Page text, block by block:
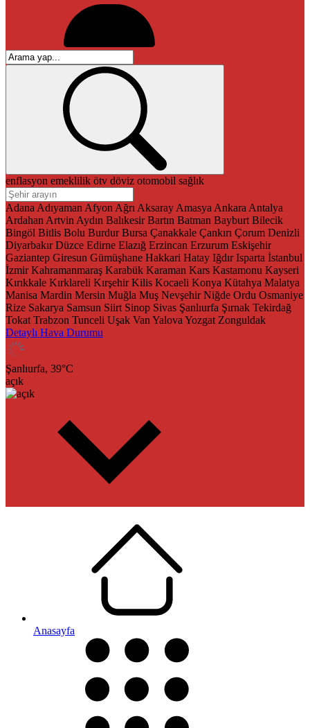
enflasyon emeklilik ötv döviz otomobil sağlık
Adana Adıyaman Afyon Ağrı Aksaray Amasya Ankara Antalya
Ardahan Artvin Aydın Balıkesir Bartın Batman Bayburt Bilecik
Bingöl Bitlis Bolu Burdur Bursa Çanakkale Çankırı Çorum Denizli
Diyarbakır Düzce Edirne Elazığ Erzincan Erzurum Eskişehir
Gaziantep Giresun Gümüşhane Hakkari Hatay Iğdır Isparta İstanbul
İzmir Kahramanmaraş Karabük Karaman Kars Kastamonu Kayseri
Kırıkkale Kırklareli Kırşehir Kilis Kocaeli Konya Kütahya Malatya
Manisa Mardin Mersin Muğla Muş Nevşehir Niğde Ordu Osmaniye
Rize Sakarya Samsun Siirt Sinop Sivas Şanlıurfa Şırnak Tekirdağ
Tokat Trabzon Tunceli Uşak Van Yalova Yozgat Zonguldak
Detaylı Hava Durumu
Şanlıurfa, 39°C
açık
Anasayfa